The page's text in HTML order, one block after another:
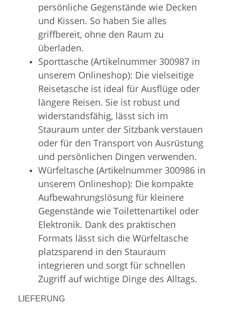
persönliche Gegenstände wie Decken
und Kissen. So haben Sie alles
griffbereit, ohne den Raum zu
überladen.
Sporttasche (Artikelnummer 300987 in
unserem Onlineshop): Die vielseitige
Reisetasche ist ideal für Ausflüge oder
längere Reisen. Sie ist robust und
widerstandsfähig, lässt sich im
Stauraum unter der Sitzbank verstauen
oder für den Transport von Ausrüstung
und persönlichen Dingen verwenden.
Würfeltasche (Artikelnummer 300986 in
unserem Onlineshop): Die kompakte
Aufbewahrungslösung für kleinere
Gegenstände wie Toilettenartikel oder
Elektronik. Dank des praktischen
Formats lässt sich die Würfeltasche
platzsparend in den Stauraum
integrieren und sorgt für schnellen
Zugriff auf wichtige Dinge des Alltags.
LIEFERUNG